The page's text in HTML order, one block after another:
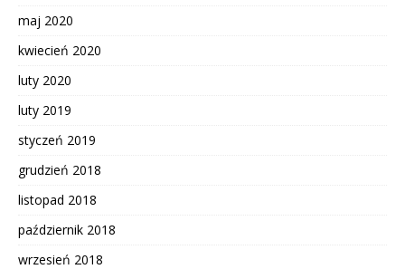
maj 2020
kwiecień 2020
luty 2020
luty 2019
styczeń 2019
grudzień 2018
listopad 2018
październik 2018
wrzesień 2018